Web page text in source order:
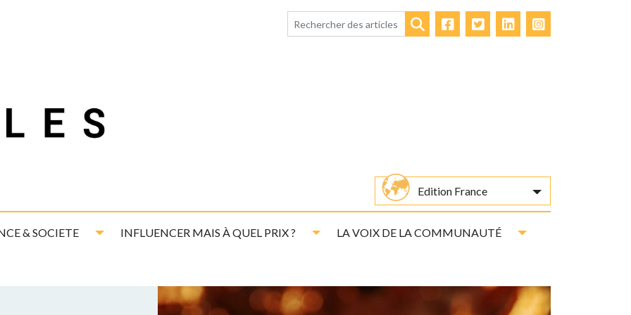
& SOCIETE Toggle Dropdown
INFLUENCER MAIS À QUEL PRIX ? Toggle Dropdown
LA VOIX DE LA COMMUNAUTÉ Toggle Dropdown
FacebookTwitterLinkedIn
Edition France